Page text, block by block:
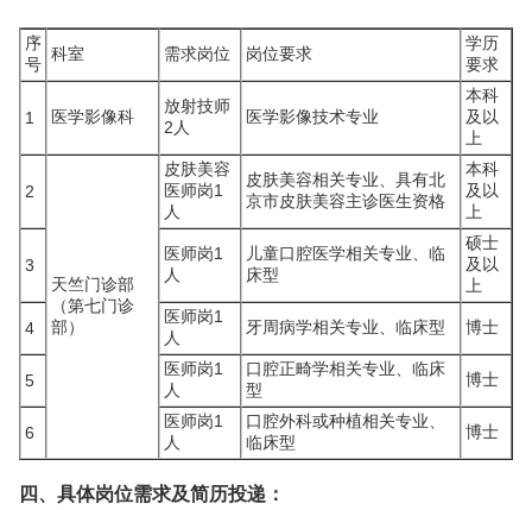
序
号
科室 需求岗位 岗位要求
学历
要求
1 医学影像科
放射技师
2人
医学影像技术专业
本科
及以
上
2
天竺门诊部
（第七门诊
部）
皮肤美容
医师岗1
人
皮肤美容相关专业、具有北
京市皮肤美容主诊医生资格
本科
及以
上
3
医师岗1
人
儿童口腔医学相关专业、临
床型
硕士
及以
上
4
医师岗1
人
牙周病学相关专业、临床型 博士
5
医师岗1
人
口腔正畸学相关专业、临床
型
博士
6
医师岗1
人
口腔外科或种植相关专业、
临床型
博士
四、具体岗位需求及简历投递：